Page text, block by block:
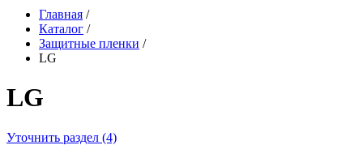
Главная /
Каталог /
Защитные пленки /
LG
LG
Уточнить раздел (4)